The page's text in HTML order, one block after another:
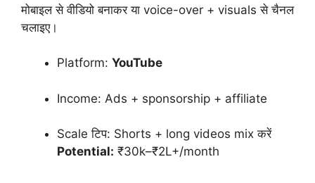
मोबाइल से वीडियो बनाकर या voice-over + visuals से चैनल
चलाइए।
Platform: YouTube
Income: Ads + sponsorship + affiliate
Scale टिप: Shorts + long videos mix करें
Potential: ₹30k–₹2L+/month